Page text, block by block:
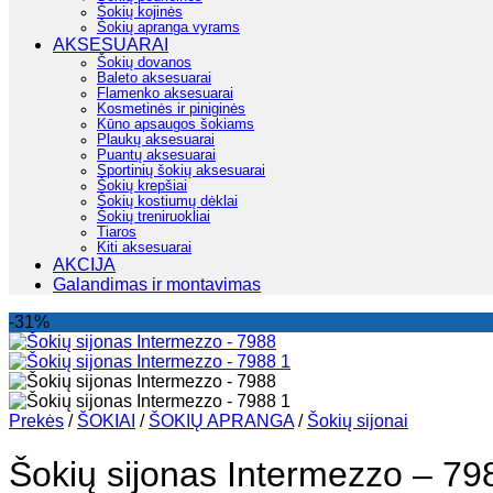
Šokių kojinės
Šokių apranga vyrams
AKSESUARAI
Šokių dovanos
Baleto aksesuarai
Flamenko aksesuarai
Kosmetinės ir piniginės
Kūno apsaugos šokiams
Plaukų aksesuarai
Puantų aksesuarai
Sportinių šokių aksesuarai
Šokių krepšiai
Šokių kostiumų dėklai
Šokių treniruokliai
Tiaros
Kiti aksesuarai
AKCIJA
Galandimas ir montavimas
-31%
Prekės / ŠOKIAI / ŠOKIŲ APRANGA / Šokių sijonai
Šokių sijonas Intermezzo –